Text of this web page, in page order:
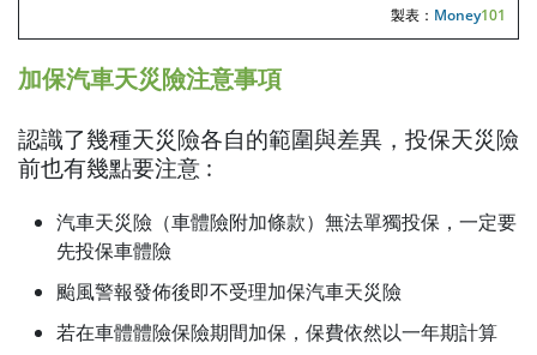
製表： Money101
加保汽車天災險注意事項
認識了幾種天災險各自的範圍與差異，投保天災險
前也有幾點要注意 :
汽車天災險（車體險附加條款）無法單獨投保，一定要
先投保車體險
颱風警報發佈後即不受理加保汽車天災險
若在車體體險保險期間加保，保費依然以一年期計算